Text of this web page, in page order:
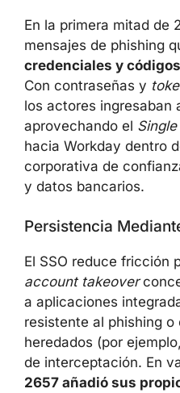
En la primera mitad de
mensajes de phishing
credenciales y
Con contraseñas y
los actores ingresaban
aprovechando el
hacia Workday dentro
corporativa de
y datos bancarios.
Persistencia
El SSO reduce fricción
account takeover
a aplicaciones
resistente al phishing
heredados (por
de interceptación. En
2657 añadió sus